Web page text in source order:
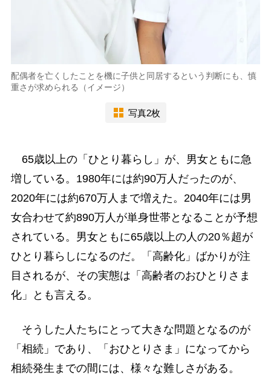
配偶者を亡くしたことを機に子供と同居するという判断にも、慎
重さが求められる（イメージ）
写真2枚
65歳以上の「ひとり暮らし」が、男女ともに急
増している。1980年には約90万人だったのが、
2020年には約670万人まで増えた。2040年には男
女合わせて約890万人が単身世帯となることが予想
されている。男女ともに65歳以上の人の20％超が
ひとり暮らしになるのだ。「高齢化」ばかりが注
目されるが、その実態は「高齢者のおひとりさま
化」とも言える。
そうした人たちにとって大きな問題となるのが
「相続」であり、「おひとりさま」になってから
相続発生までの間には、様々な難しさがある。